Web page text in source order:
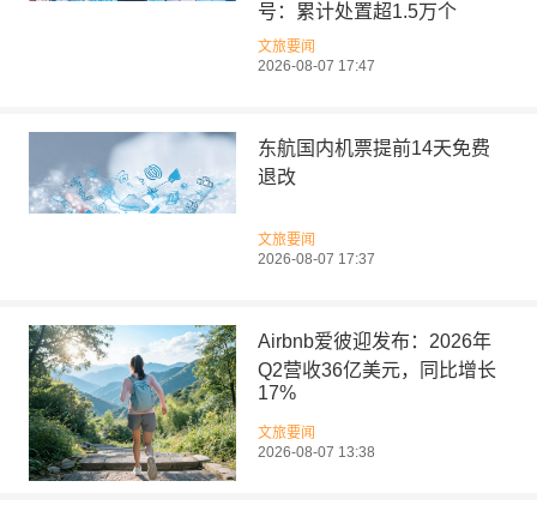
号：累计处置超1.5万个
文旅要闻
2026-08-07 17:47
东航国内机票提前14天免费
退改
文旅要闻
2026-08-07 17:37
Airbnb爱彼迎发布：2026年
Q2营收36亿美元，同比增长
17%
文旅要闻
2026-08-07 13:38